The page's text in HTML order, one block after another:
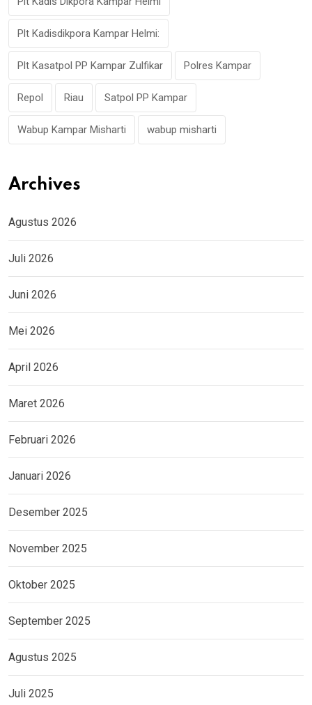
Plt Kadisdikpora Kampar Helmi:
Plt Kasatpol PP Kampar Zulfikar Polres Kampar
Repol Riau Satpol PP Kampar
Wabup Kampar Misharti wabup misharti
Archives
Agustus 2026
Juli 2026
Juni 2026
Mei 2026
April 2026
Maret 2026
Februari 2026
Januari 2026
Desember 2025
November 2025
Oktober 2025
September 2025
Agustus 2025
Juli 2025